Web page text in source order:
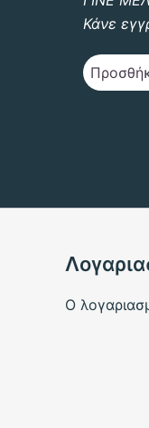
Κάνε
Ο